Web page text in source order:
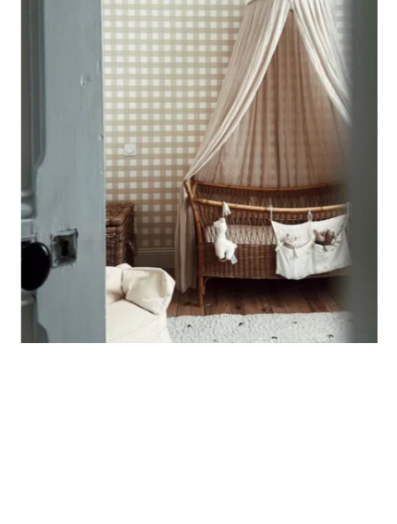
Parfait pour les murs avec soubassement (moulures en
partie basse) ou pour les murs très longs.
Ce format permet de concentrer le visuel sur la partie
supérieure du mur.
Conçu pour les très grands murs, afin d’obtenir un visuel
ample et immersif.
Adapté aux espaces où la hauteur est plus importante que
la largeur (montées d’escalier, pans de mur étroits, etc.).